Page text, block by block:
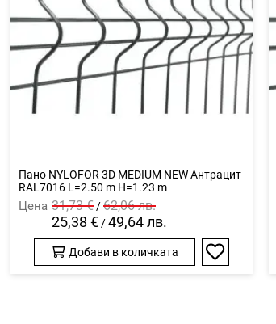
Панo NYLOFOR 3D MEDIUM NEW Антрацит
RAL7016 L=2.50 m H=1.23 m
Цена 31,73 €/62,06 лв.
25,38 €/49,64 лв.
Добави в количката
Добави